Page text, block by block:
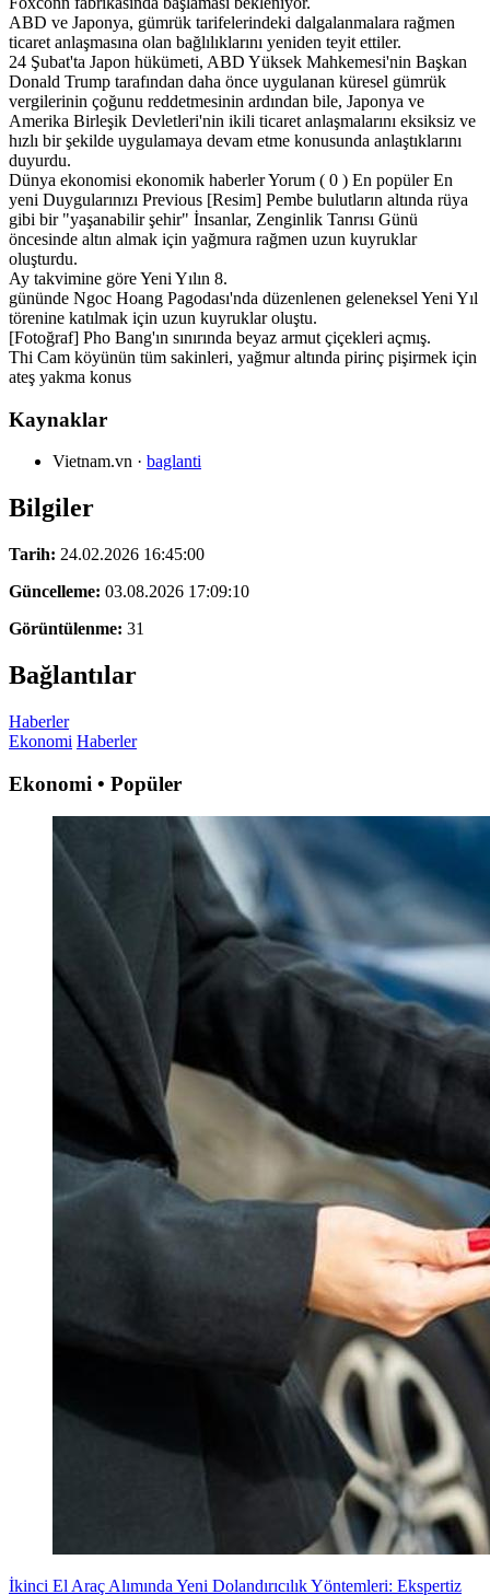
ABD ve Japonya, gümrük tarifelerindeki dalgalanmalara rağmen
ticaret anlaşmasına olan bağlılıklarını yeniden teyit ettiler.
24 Şubat'ta Japon hükümeti, ABD Yüksek Mahkemesi'nin Başkan
Donald Trump tarafından daha önce uygulanan küresel gümrük
vergilerinin çoğunu reddetmesinin ardından bile, Japonya ve
Amerika Birleşik Devletleri'nin ikili ticaret anlaşmalarını eksiksiz ve
hızlı bir şekilde uygulamaya devam etme konusunda anlaştıklarını
duyurdu.
Dünya ekonomisi ekonomik haberler Yorum ( 0 ) En popüler En
yeni Duygularınızı Previous [Resim] Pembe bulutların altında rüya
gibi bir "yaşanabilir şehir" İnsanlar, Zenginlik Tanrısı Günü
öncesinde altın almak için yağmura rağmen uzun kuyruklar
oluşturdu.
Ay takvimine göre Yeni Yılın 8.
gününde Ngoc Hoang Pagodası'nda düzenlenen geleneksel Yeni Yıl
törenine katılmak için uzun kuyruklar oluştu.
[Fotoğraf] Pho Bang'ın sınırında beyaz armut çiçekleri açmış.
Thi Cam köyünün tüm sakinleri, yağmur altında pirinç pişirmek için
ateş yakma konus
Kaynaklar
Vietnam.vn · baglanti
Bilgiler
Tarih: 24.02.2026 16:45:00
Güncelleme: 03.08.2026 17:09:10
Görüntülenme: 31
Bağlantılar
Haberler
Ekonomi Haberler
Ekonomi • Popüler
İkinci El Araç Alımında Yeni Dolandırıcılık Yöntemleri: Ekspertiz